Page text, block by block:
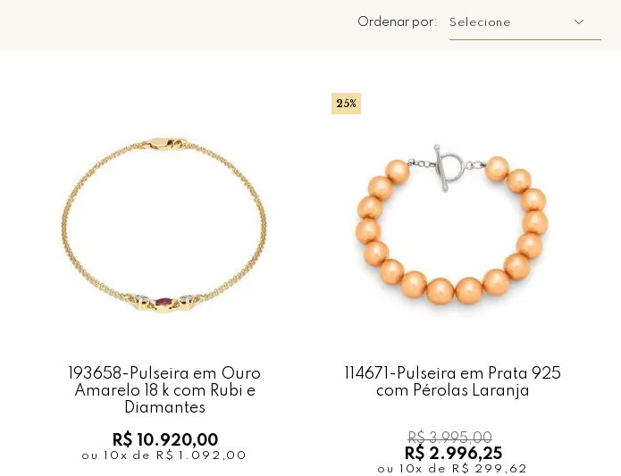
Ordenar por: Selecione
193658-Pulseira em Ouro
Amarelo 18 k com Rubi e
Diamantes
R$ 10.920,00
ou 10x de R$ 1.092,00
25%
114671-Pulseira em Prata 925
com Pérolas Laranja
R$ 3.995,00
R$ 2.996,25
ou 10x de R$ 299,62